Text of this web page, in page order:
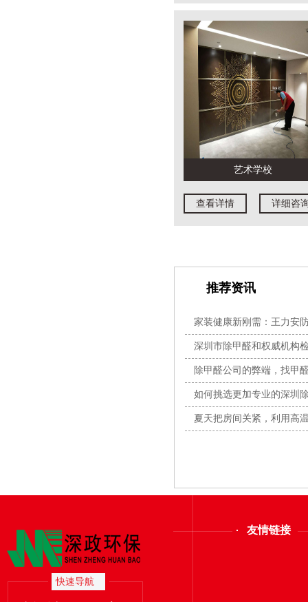
艺术学校
查看详情 详细咨
推荐资讯
家装健康新刚需：王力安
全闭
深圳市除甲醛和权威机构
除甲醛公司的弊端，找甲
素？
如何挑选更加专业的深圳
夏天把房间关紧，利用高
快速导航
友情链接